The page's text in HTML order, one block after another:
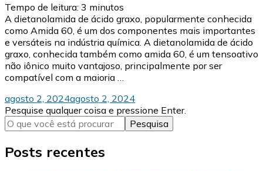
Tempo de leitura: 3 minutos
A dietanolamida de ácido graxo, popularmente conhecida
como Amida 60, é um dos componentes mais importantes
e versáteis na indústria química. A dietanolamida de ácido
graxo, conhecida também como amida 60, é um tensoativo
não iônico muito vantajoso, principalmente por ser
compatível com a maioria …
agosto 2, 2024agosto 2, 2024
Procurando
algo?
Pesquise qualquer coisa e pressione Enter.
Posts recentes